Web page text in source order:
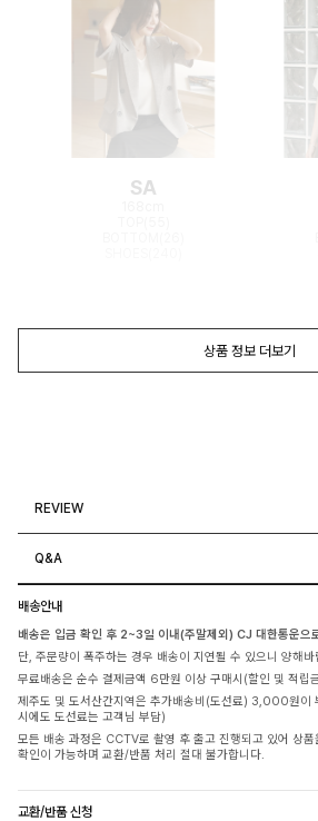
SA
상품 정보 더보기
REVIEW
Q&A
배송안내
배송은 입금 확인 후 2~3일 이내(주말제외) CJ 대한통운으
단, 주문량이 폭주하는 경우 배송이 지연될 수 있으니 양해바
무료배송은 순수 결제금액 6만원 이상 구매시(할인 및 적립
제주도 및 도서산간지역은 추가배송비(도선료) 3,000원이
시에도 도선료는 고객님 부담)
모든 배송 과정은 CCTV로 촬영 후 출고 진행되고 있어 상
확인이 가능하며 교환/반품 처리 절대 불가합니다.
교환/반품 신청